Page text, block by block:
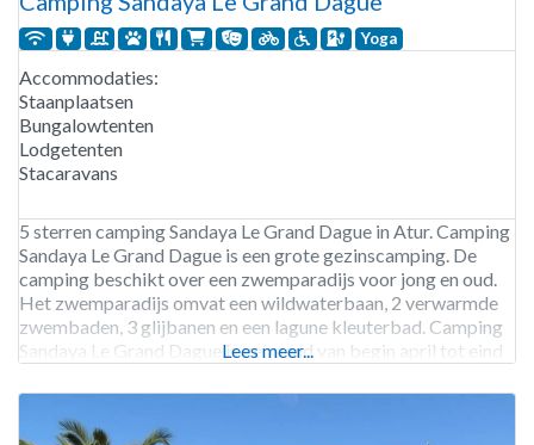
Yoga
Accommodaties:
Staanplaatsen
Bungalowtenten
Lodgetenten
Stacaravans
5 sterren camping Sandaya Le Grand Dague in Atur. Camping
Sandaya Le Grand Dague is een grote gezinscamping. De
camping beschikt over een zwemparadijs voor jong en oud.
Het zwemparadijs omvat een wildwaterbaan, 2 verwarmde
zwembaden, 3 glijbanen en een lagune kleuterbad. Camping
Sandaya Le Grand Dague is geopend van begin april tot eind
Lees meer...